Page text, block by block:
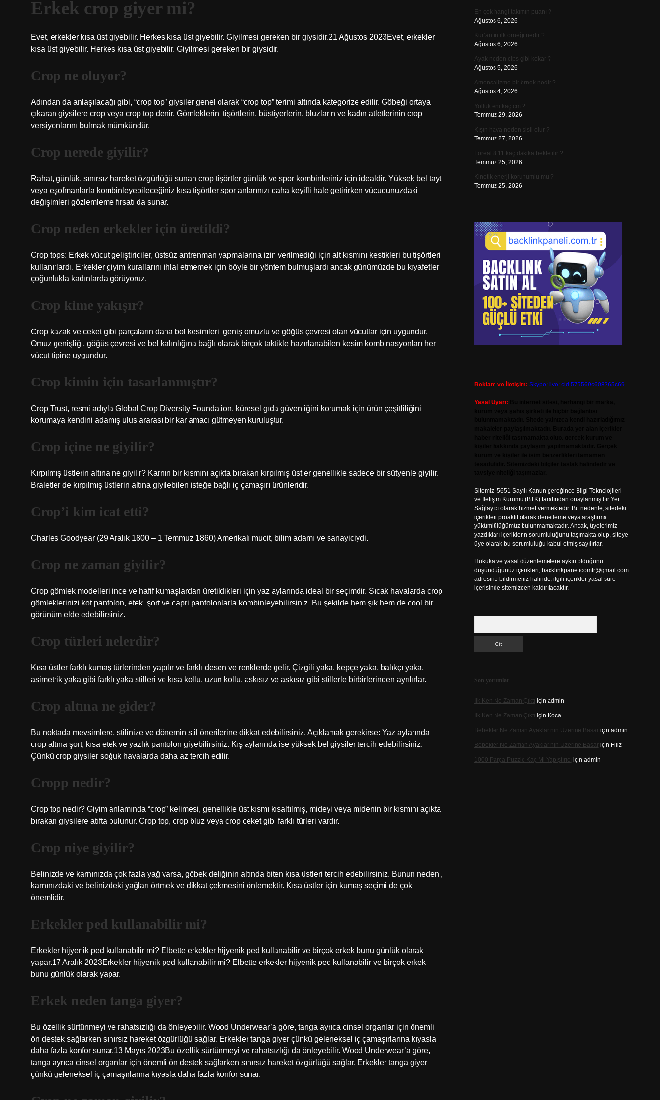
Erkek crop giyer mi?
Evet, erkekler kısa üst giyebilir. Herkes kısa üst giyebilir. Giyilmesi gereken bir giysidir.21 Ağustos 2023Evet, erkekler
kısa üst giyebilir. Herkes kısa üst giyebilir. Giyilmesi gereken bir giysidir.
Crop ne oluyor?
Adından da anlaşılacağı gibi, “crop top” giysiler genel olarak “crop top” terimi altında kategorize edilir. Göbeği ortaya
çıkaran giysilere crop veya crop top denir. Gömleklerin, tişörtlerin, büstiyerlerin, bluzların ve kadın atletlerinin crop
versiyonlarını bulmak mümkündür.
Crop nerede giyilir?
Rahat, günlük, sınırsız hareket özgürlüğü sunan crop tişörtler günlük ve spor kombinleriniz için idealdir. Yüksek bel tayt
veya eşofmanlarla kombinleyebileceğiniz kısa tişörtler spor anlarınızı daha keyifli hale getirirken vücudunuzdaki
değişimleri gözlemleme fırsatı da sunar.
Crop neden erkekler için üretildi?
Crop tops: Erkek vücut geliştiriciler, üstsüz antrenman yapmalarına izin verilmediği için alt kısmını kestikleri bu tişörtleri
kullanırlardı. Erkekler giyim kurallarını ihlal etmemek için böyle bir yöntem bulmuşlardı ancak günümüzde bu kıyafetleri
çoğunlukla kadınlarda görüyoruz.
Crop kime yakışır?
Crop kazak ve ceket gibi parçaların daha bol kesimleri, geniş omuzlu ve göğüs çevresi olan vücutlar için uygundur.
Omuz genişliği, göğüs çevresi ve bel kalınlığına bağlı olarak birçok taktikle hazırlanabilen kesim kombinasyonları her
vücut tipine uygundur.
Crop kimin için tasarlanmıştır?
Crop Trust, resmi adıyla Global Crop Diversity Foundation, küresel gıda güvenliğini korumak için ürün çeşitliliğini
korumaya kendini adamış uluslararası bir kar amacı gütmeyen kuruluştur.
Crop içine ne giyilir?
Kırpılmış üstlerin altına ne giyilir? Karnın bir kısmını açıkta bırakan kırpılmış üstler genellikle sadece bir sütyenle giyilir.
Braletler de kırpılmış üstlerin altına giyilebilen isteğe bağlı iç çamaşırı ürünleridir.
Crop’i kim icat etti?
Charles Goodyear (29 Aralık 1800 – 1 Temmuz 1860) Amerikalı mucit, bilim adamı ve sanayiciydi.
Crop ne zaman giyilir?
Crop gömlek modelleri ince ve hafif kumaşlardan üretildikleri için yaz aylarında ideal bir seçimdir. Sıcak havalarda crop
gömleklerinizi kot pantolon, etek, şort ve capri pantolonlarla kombinleyebilirsiniz. Bu şekilde hem şık hem de cool bir
görünüm elde edebilirsiniz.
Crop türleri nelerdir?
Kısa üstler farklı kumaş türlerinden yapılır ve farklı desen ve renklerde gelir. Çizgili yaka, kepçe yaka, balıkçı yaka,
asimetrik yaka gibi farklı yaka stilleri ve kısa kollu, uzun kollu, askısız ve askısız gibi stillerle birbirlerinden ayrılırlar.
Crop altına ne gider?
Bu noktada mevsimlere, stilinize ve dönemin stil önerilerine dikkat edebilirsiniz. Açıklamak gerekirse: Yaz aylarında
crop altına şort, kısa etek ve yazlık pantolon giyebilirsiniz. Kış aylarında ise yüksek bel giysiler tercih edebilirsiniz.
Çünkü crop giysiler soğuk havalarda daha az tercih edilir.
Cropp nedir?
Crop top nedir? Giyim anlamında “crop” kelimesi, genellikle üst kısmı kısaltılmış, mideyi veya midenin bir kısmını açıkta
bırakan giysilere atıfta bulunur. Crop top, crop bluz veya crop ceket gibi farklı türleri vardır.
Crop niye giyilir?
Belinizde ve karnınızda çok fazla yağ varsa, göbek deliğinin altında biten kısa üstleri tercih edebilirsiniz. Bunun nedeni,
karnınızdaki ve belinizdeki yağları örtmek ve dikkat çekmesini önlemektir. Kısa üstler için kumaş seçimi de çok
önemlidir.
Erkekler ped kullanabilir mi?
Erkekler hijyenik ped kullanabilir mi? Elbette erkekler hijyenik ped kullanabilir ve birçok erkek bunu günlük olarak
yapar.17 Aralık 2023Erkekler hijyenik ped kullanabilir mi? Elbette erkekler hijyenik ped kullanabilir ve birçok erkek
bunu günlük olarak yapar.
Erkek neden tanga giyer?
Bu özellik sürtünmeyi ve rahatsızlığı da önleyebilir. Wood Underwear’a göre, tanga ayrıca cinsel organlar için önemli
ön destek sağlarken sınırsız hareket özgürlüğü sağlar. Erkekler tanga giyer çünkü geleneksel iç çamaşırlarına kıyasla
daha fazla konfor sunar.13 Mayıs 2023Bu özellik sürtünmeyi ve rahatsızlığı da önleyebilir. Wood Underwear’a göre,
tanga ayrıca cinsel organlar için önemli ön destek sağlarken sınırsız hareket özgürlüğü sağlar. Erkekler tanga giyer
çünkü geleneksel iç çamaşırlarına kıyasla daha fazla konfor sunar.
En çok hangi takımın puanı ?
Ağustos 6, 2026
Kur’an’ın ilk örneği nedir ?
Ağustos 6, 2026
Ayak neden cips gibi kokar ?
Ağustos 5, 2026
Amensalizme bir örnek nedir ?
Ağustos 4, 2026
Yolluk eni kaç cm ?
Temmuz 29, 2026
Kışın hava neden sisli olur ?
Temmuz 27, 2026
Loreal 8.11 kaç dakika bekletilir ?
Temmuz 25, 2026
Kinetik enerji korunumlu mu ?
Temmuz 25, 2026
Reklam ve İletişim: Skype: live:.cid.575569c608265c69
Yasal Uyarı:
Sitemiz, 5651 Sayılı Kanun gereğince Bilgi Teknolojileri
ve İletişim Kurumu (BTK) tarafından onaylanmış bir Yer
Sağlayıcı olarak hizmet vermektedir. Bu nedenle, sitedeki
içerikleri proaktif olarak denetleme veya araştırma
yükümlülüğümüz bulunmamaktadır. Ancak, üyelerimiz
yazdıkları içeriklerin sorumluluğunu taşımakta olup, siteye
üye olarak bu sorumluluğu kabul etmiş sayılırlar.
Hukuka ve yasal düzenlemelere aykırı olduğunu
düşündüğünüz içerikleri, backlinkpanelicomtr@gmail.com
adresine bildirmeniz halinde, ilgili içerikler yasal süre
içerisinde sitemizden kaldırılacaktır.
Son yorumlar
Ilk Ken Ne Zaman Çıktı için admin
Ilk Ken Ne Zaman Çıktı için Koca
Bebekler Ne Zaman Ayaklarının Üzerine Basariçin admin
Bebekler Ne Zaman Ayaklarının Üzerine Basariçin Filiz
1000 Parça Puzzle Kaç Ml Yapıştırıcı için admin